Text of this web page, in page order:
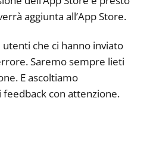
aggiunta all’App Store.
che ci hanno inviato
Saremo sempre lieti
E ascoltiamo
con attenzione.